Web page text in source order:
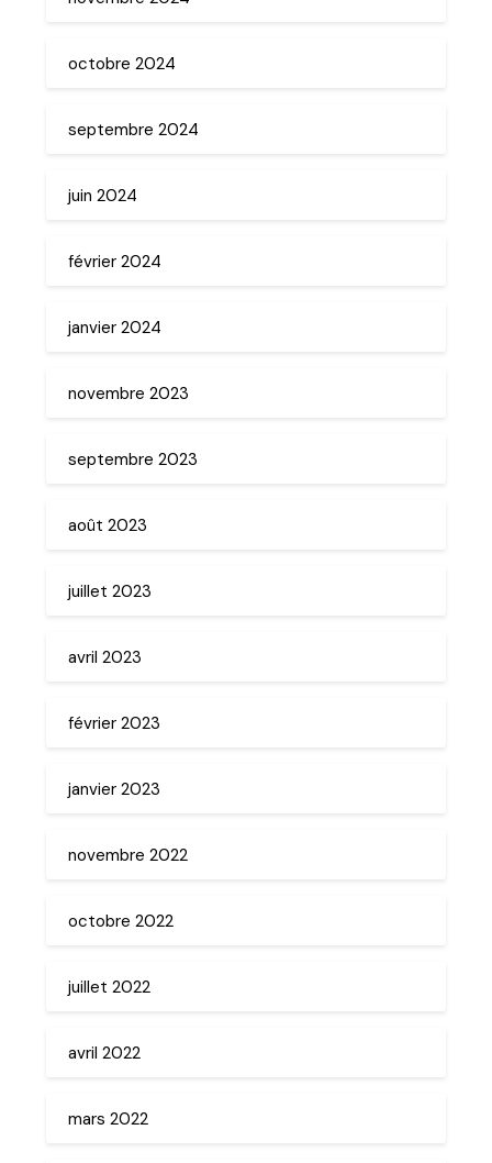
octobre 2024
septembre 2024
juin 2024
février 2024
janvier 2024
novembre 2023
septembre 2023
août 2023
juillet 2023
avril 2023
février 2023
janvier 2023
novembre 2022
octobre 2022
juillet 2022
avril 2022
mars 2022